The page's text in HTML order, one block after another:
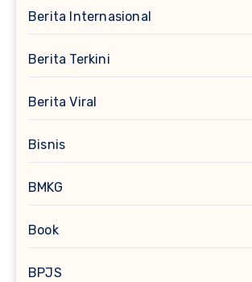
Berita Internasional
Berita Terkini
Berita Viral
Bisnis
BMKG
Book
BPJS